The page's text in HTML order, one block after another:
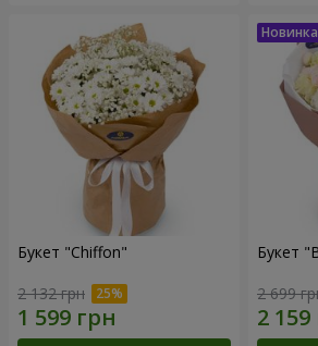
Букет "Chiffon"
2 132 грн
Букет
2 699